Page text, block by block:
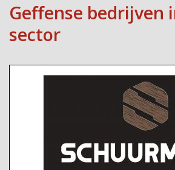
Geffense bedrijven
sector